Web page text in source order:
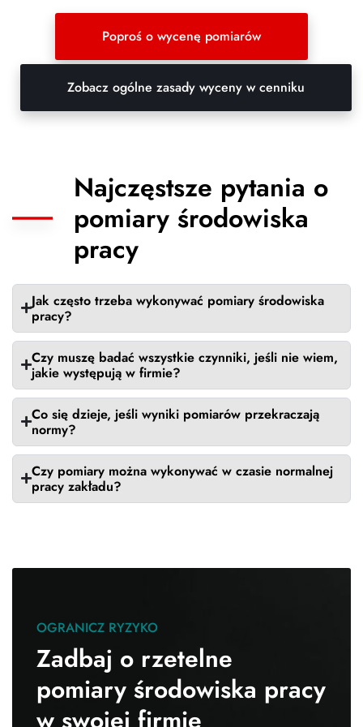
Poproś o wycenę pomiarów
Zobacz ogólne zasady wyceny w cenniku
Najczęstsze pytania o
pomiary środowiska
pracy
Jak często trzeba wykonywać pomiary środowiska
pracy?
Czy muszę badać wszystkie czynniki, jeśli nie wiem,
jakie występują w firmie?
Co się dzieje, jeśli wyniki pomiarów przekraczają
normy?
Czy pomiary można wykonywać w czasie normalnej
pracy zakładu?
OGRANICZ RYZYKO
Zadbaj o rzetelne
pomiary środowiska pracy
w swojej firmie